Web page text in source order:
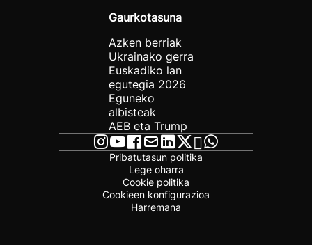
Gaurkotasuna
Azken berriak
Ukrainako gerra
Euskadiko lan
egutegia 2026
Eguneko
albisteak
AEB eta Trump
Pribatutasun politika
Lege oharra
Cookie politika
Cookieen konfigurazioa
Harremana